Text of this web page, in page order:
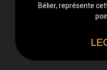
Bélier, représente